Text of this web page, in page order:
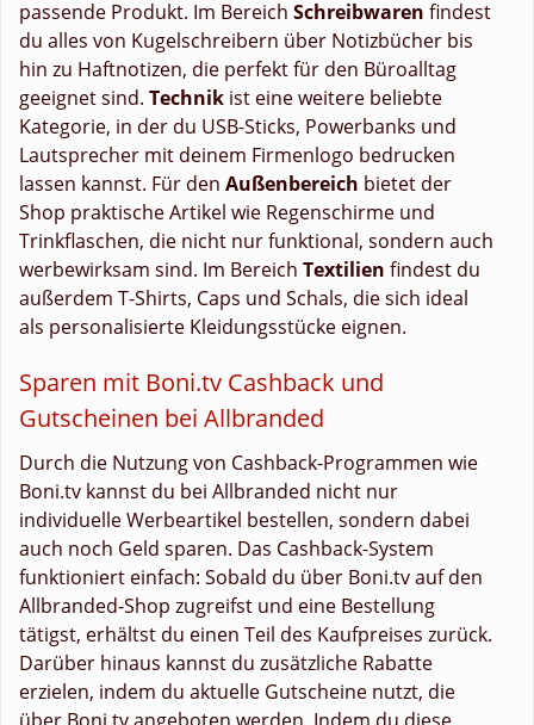
passende Produkt. Im Bereich Schreibwaren findest
du alles von Kugelschreibern über Notizbücher bis
hin zu Haftnotizen, die perfekt für den Büroalltag
geeignet sind. Technik ist eine weitere beliebte
Kategorie, in der du USB-Sticks, Powerbanks und
Lautsprecher mit deinem Firmenlogo bedrucken
lassen kannst. Für den Außenbereich bietet der
Shop praktische Artikel wie Regenschirme und
Trinkflaschen, die nicht nur funktional, sondern auch
werbewirksam sind. Im Bereich Textilien findest du
außerdem T-Shirts, Caps und Schals, die sich ideal
als personalisierte Kleidungsstücke eignen.
Sparen mit Boni.tv Cashback und
Gutscheinen bei Allbranded
Durch die Nutzung von Cashback-Programmen wie
Boni.tv kannst du bei Allbranded nicht nur
individuelle Werbeartikel bestellen, sondern dabei
auch noch Geld sparen. Das Cashback-System
funktioniert einfach: Sobald du über Boni.tv auf den
Allbranded-Shop zugreifst und eine Bestellung
tätigst, erhältst du einen Teil des Kaufpreises zurück.
Darüber hinaus kannst du zusätzliche Rabatte
erzielen, indem du aktuelle Gutscheine nutzt, die